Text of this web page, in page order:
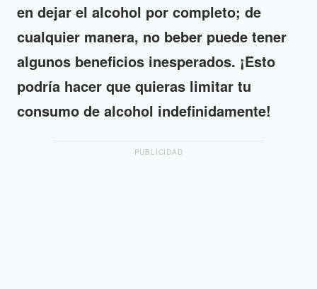
en dejar el alcohol por completo; de
cualquier manera, no beber puede tener
algunos beneficios inesperados. ¡Esto
podría hacer que quieras limitar tu
consumo de alcohol indefinidamente!
PUBLICIDAD